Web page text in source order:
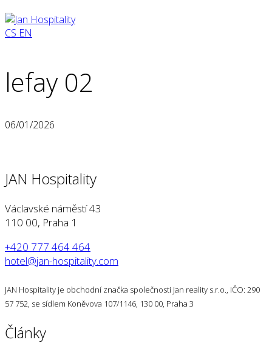
CS EN
lefay 02
06/01/2026
JAN Hospitality
Václavské náměstí 43
110 00, Praha 1
+420 777 464 464
hotel@jan-hospitality.com
JAN Hospitality je obchodní značka společnosti Jan reality s.r.o., IČO: 290
57 752, se sídlem Koněvova 107/1146, 130 00, Praha 3
Články